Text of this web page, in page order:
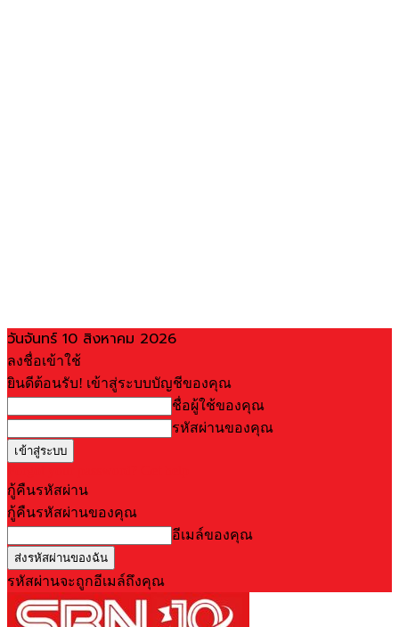
วันจันทร์ 10 สิงหาคม 2026
ลงชื่อเข้าใช้
ยินดีต้อนรับ! เข้าสู่ระบบบัญชีของคุณ
ชื่อผู้ใช้ของคุณ
รหัสผ่านของคุณ
กู้คืนรหัสผ่าน
กู้คืนรหัสผ่านของคุณ
อีเมล์ของคุณ
รหัสผ่านจะถูกอีเมล์ถึงคุณ